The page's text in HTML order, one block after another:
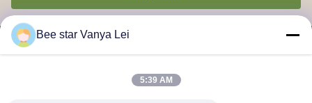
Bee star Vanya Lei
5:39 AM